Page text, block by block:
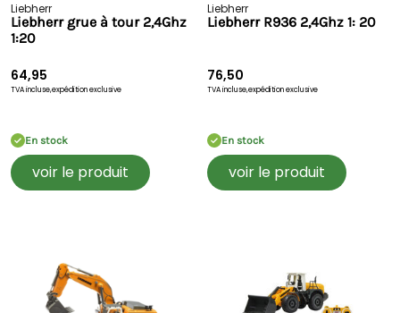
Liebherr
Liebherr grue à tour 2,4Ghz
1:20
64,95
TVA incluse,expédition exclusive
En stock
voir le produit
Liebherr
Liebherr R936 2,4Ghz 1: 20
76,50
TVA incluse,expédition exclusive
En stock
voir le produit